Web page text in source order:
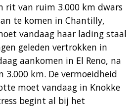
rit van ruim 3.000 km dwars
te komen in Chantilly,
vandaag haar lading staal
geleden vertrokken in
aankomen in El Reno, na
3.000 km. De vermoeidheid
moet vandaag in Knokke
begint al bij het